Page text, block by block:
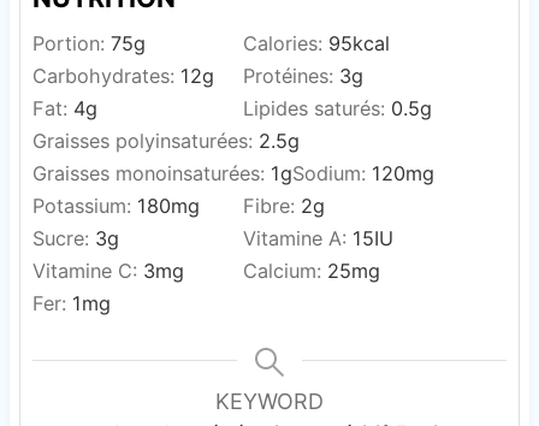
Portion: 75g Calories: 95kcal
Carbohydrates: 12g Protéines: 3g
Fat: 4g Lipides saturés: 0.5g
Graisses polyinsaturées: 2.5g
Graisses monoinsaturées: 1gSodium: 120mg
Potassium: 180mg Fibre: 2g
Sucre: 3g Vitamine A: 15IU
Vitamine C: 3mg Calcium: 25mg
Fer: 1mg
KEYWORD